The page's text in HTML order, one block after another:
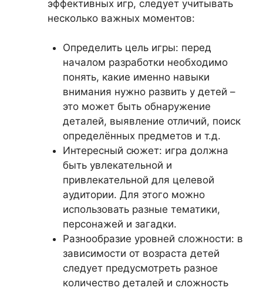
эффективных игр, следует учитывать
несколько важных моментов:
Определить цель игры: перед
началом разработки необходимо
понять, какие именно навыки
внимания нужно развить у детей –
это может быть обнаружение
деталей, выявление отличий, поиск
определённых предметов и т.д.
Интересный сюжет: игра должна
быть увлекательной и
привлекательной для целевой
аудитории. Для этого можно
использовать разные тематики,
персонажей и загадки.
Разнообразие уровней сложности: в
зависимости от возраста детей
следует предусмотреть разное
количество деталей и сложность